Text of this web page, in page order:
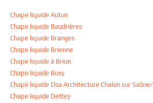
Chape liquide Autun
Chape liquide Baudrières
Chape liquide Branges
Chape liquide Brienne
Chape liquide à Brion
Chape liquide Buxy
Chape liquide Dsa Architecture Chalon sur Saône/
Chape liquide Dettey